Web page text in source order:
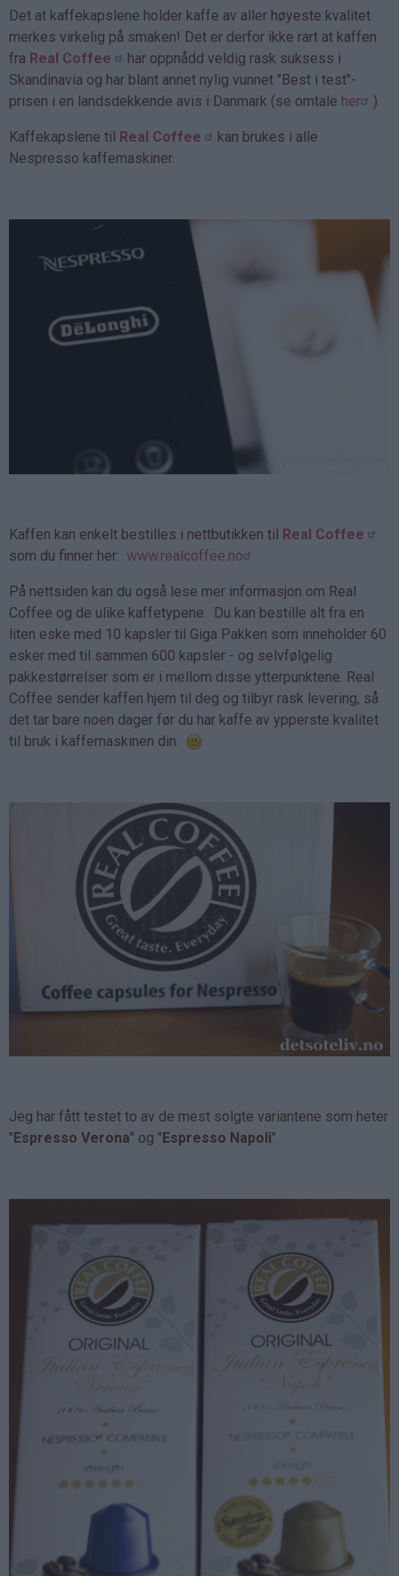
Det at kaffekapslene holder kaffe av aller høyeste kvalitet
merkes virkelig på smaken! Det er derfor ikke rart at kaffen
fra Real Coffee
har oppnådd veldig rask suksess i
Skandinavia og har blant annet nylig vunnet "Best i test"-
prisen i en landsdekkende avis i Danmark (se omtale her ).
Kaffekapslene til Real Coffee
kan brukes i alle
Nespresso kaffemaskiner.
Kaffen kan enkelt bestilles i nettbutikken til Real Coffee
som du finner her: www.realcoffee.no
På nettsiden kan du også lese mer informasjon om Real
Coffee og de ulike kaffetypene. Du kan bestille alt fra en
liten eske med 10 kapsler til Giga Pakken som inneholder 60
esker med til sammen 600 kapsler - og selvfølgelig
pakkestørrelser som er i mellom disse ytterpunktene. Real
Coffee sender kaffen hjem til deg og tilbyr rask levering, så
det tar bare noen dager før du har kaffe av ypperste kvalitet
til bruk i kaffemaskinen din.
Jeg har fått testet to av de mest solgte variantene som heter
"Espresso Verona" og "Espresso Napoli".